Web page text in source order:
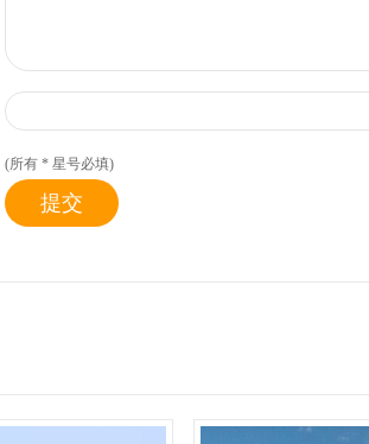
(所有 *星号必填)